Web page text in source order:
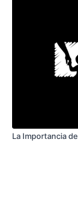
La Importancia